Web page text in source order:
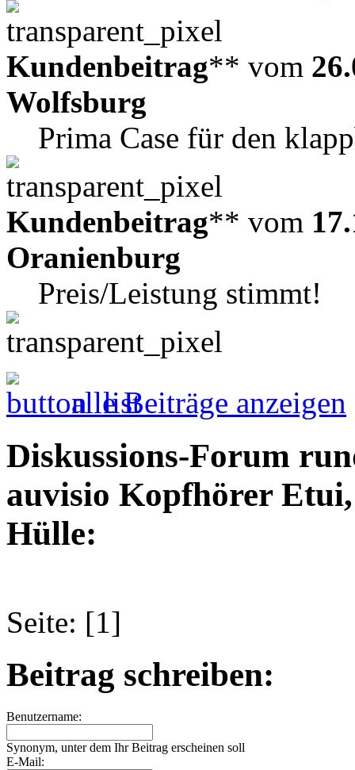
Kundenbeitrag** vom
Wolfsburg
Prima Case für den
Kundenbeitrag** vom
Oranienburg
Preis/Leistung stimmt!
alle Beiträge anzeigen
Diskussions-Forum
auvisio Kopfhörer
Hülle:
Seite: [1]
Beitrag schreiben:
Benutzername:
Synonym, unter dem Ihr Beitrag erscheinen soll
E-Mail: